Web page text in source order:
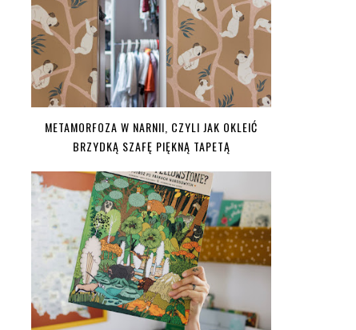
METAMORFOZA W NARNII, CZYLI JAK OKLEIĆ
BRZYDKĄ SZAFĘ PIĘKNĄ TAPETĄ